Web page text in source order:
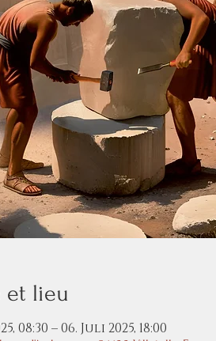
et lieu
08:30 – 06. Juli 2025, 18:00